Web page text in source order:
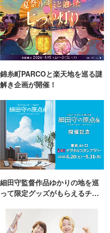
錦糸町PARCOと楽天地を巡る謎
解き企画が開催！
細田守監督作品ゆかりの地を巡
って限定グッズがもらえるチャ